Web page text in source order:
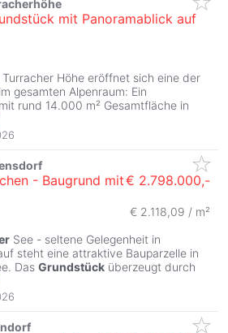
mit Panoramablick auf
Höhe eröffnet sich eine der
gesamten Alpenraum: Ein
mit rund 14.000 m² Gesamtfläche in
- Baugrund mit€ 2.798.000,-
€ 2.118,09 / m²
See - seltene Gelegenheit in
steht eine attraktive Bauparzelle in
Das Grundstück überzeugt durch